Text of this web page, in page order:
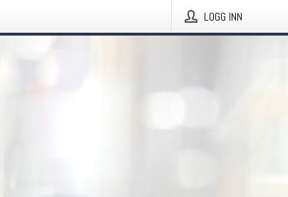
LOGG INN